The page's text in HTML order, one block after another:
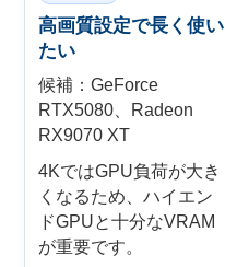
高画質設定で長く使い
たい
候補：GeForce
RTX5080、Radeon
RX9070 XT
4KではGPU負荷が大き
くなるため、ハイエン
ドGPUと十分なVRAM
が重要です。